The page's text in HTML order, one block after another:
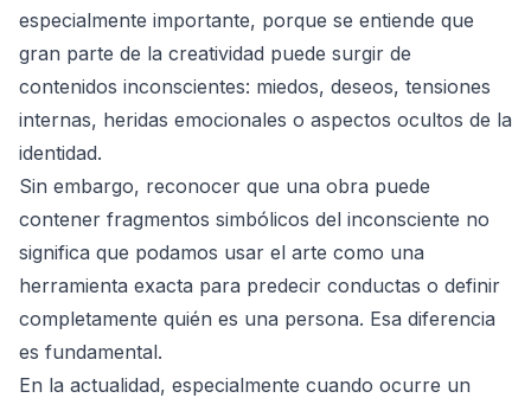
especialmente importante, porque se entiende que
gran parte de la creatividad puede surgir de
contenidos inconscientes: miedos, deseos, tensiones
internas, heridas emocionales o aspectos ocultos de la
identidad.
Sin embargo, reconocer que una obra puede
contener fragmentos simbólicos del inconsciente no
significa que podamos usar el arte como una
herramienta exacta para predecir conductas o definir
completamente quién es una persona. Esa diferencia
es fundamental.
En la actualidad, especialmente cuando ocurre un